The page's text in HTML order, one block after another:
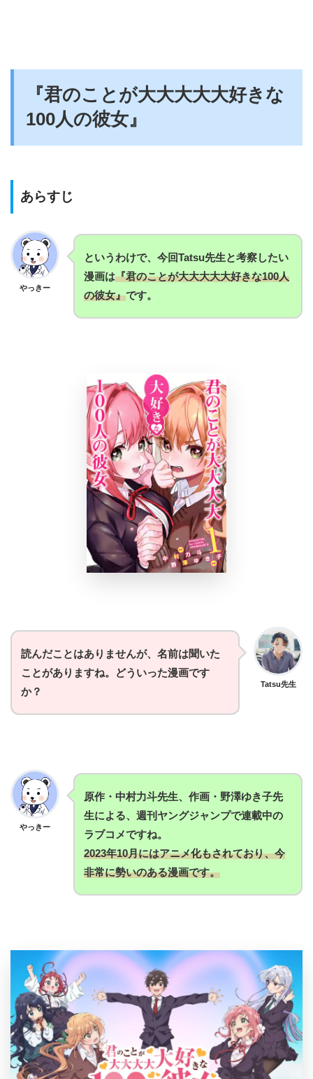
『君のことが大大大大大好きな
100人の彼女』
あらすじ
やっきー
というわけで、今回Tatsu先生と考察したい
漫画は『君のことが大大大大大好きな100人
の彼女』です。
Tatsu先生
読んだことはありませんが、名前は聞いた
ことがありますね。どういった漫画です
か？
やっきー
原作・中村力斗先生、作画・野澤ゆき子先
生による、週刊ヤングジャンプで連載中の
ラブコメですね。
2023年10月にはアニメ化もされており、今
非常に勢いのある漫画です。